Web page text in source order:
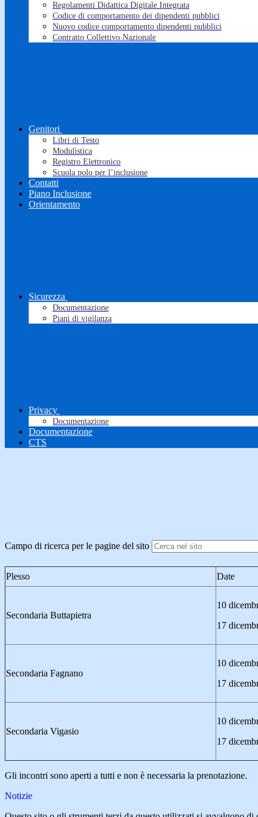
Regolamenti Didattica Digitale Integrata
Codice di comportamento dei dipendenti pubblici
Nuovo codice comportamento dipendenti pubblici
Contratto Collettivo Nazionale
Genitori
Libri di Testo
Modulistica
Registro Elettronico
Scuola polo per l’inclusione
Contatti
Piano Inclusione
Orientamento
Sicurezza
Documentazione
Piani di vigilanza
Privacy
Documentazione
Documentazione
CTS
Campo di ricerca per le pagine del sito
Plesso Date
Secondaria Buttapietra
10
17
Secondaria Fagnano
10
17
Secondaria Vigasio
10
17
Gli incontri sono aperti a tutti e non è necessaria la prenotazione.
Notizie